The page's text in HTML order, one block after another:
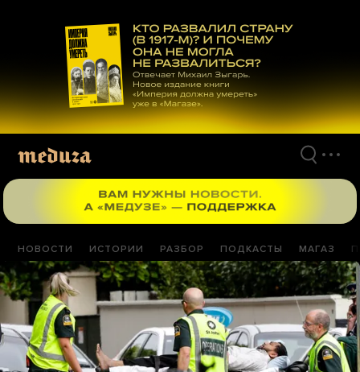
материалам
НОВОСТИ ИСТОРИИ РАЗБОР ПОДКАСТЫ МАГАЗ